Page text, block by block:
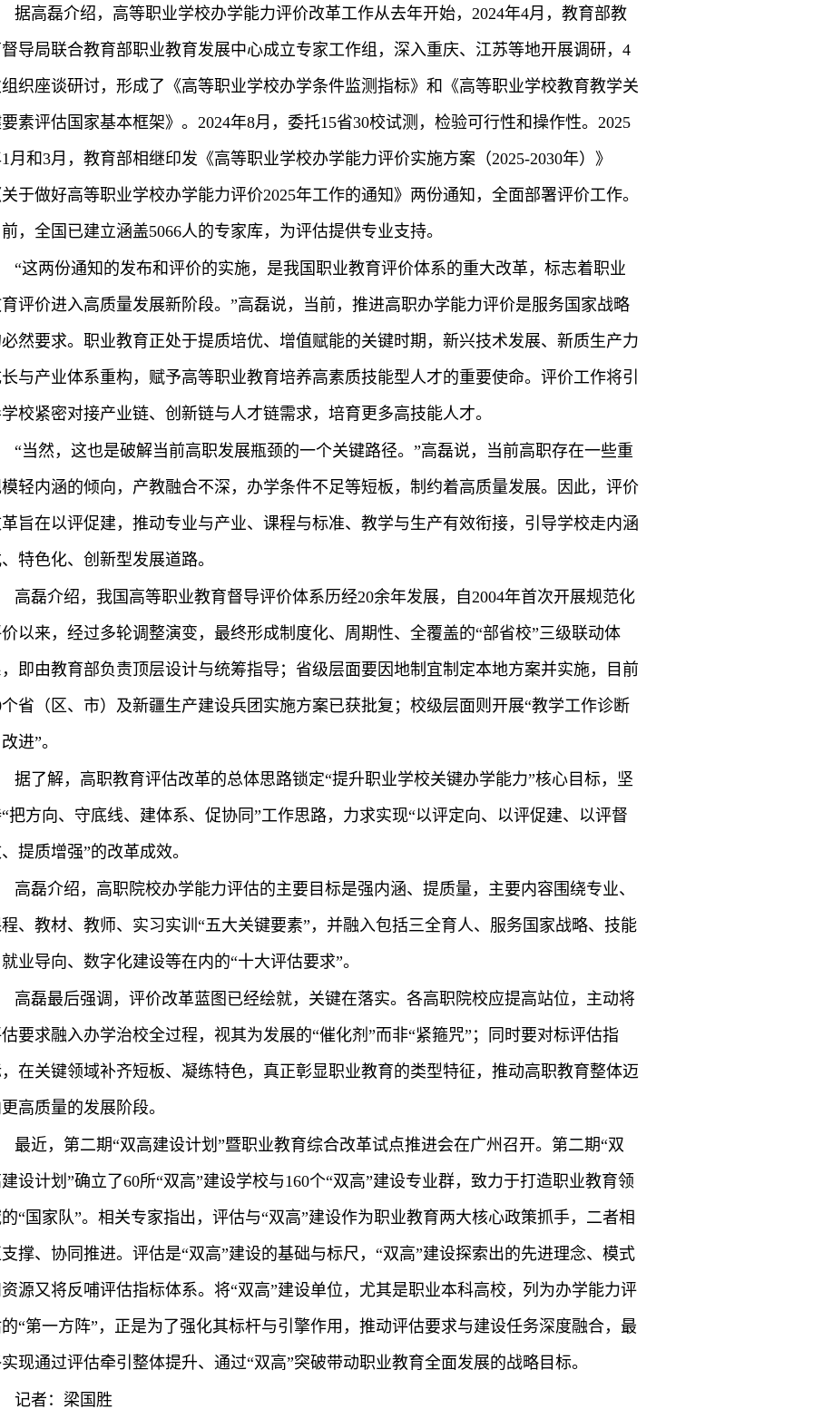
据高磊介绍，高等职业学校办学能力评价改革工作从去年开始，2024年4月，教育部教
导局联合教育部职业教育发展中心成立专家工作组，深入重庆、江苏等地开展调研，4
织座谈研讨，形成了《高等职业学校办学条件监测指标》和《高等职业学校教育教学关
素评估国家基本框架》。2024年8月，委托15省30校试测，检验可行性和操作性。2025
月和3月，教育部相继印发《高等职业学校办学能力评价实施方案（2025-2030年）》
于做好高等职业学校办学能力评价2025年工作的通知》两份通知，全面部署评价工作。
，全国已建立涵盖5066人的专家库，为评估提供专业支持。
“这两份通知的发布和评价的实施，是我国职业教育评价体系的重大改革，标志着职业
评价进入高质量发展新阶段。”高磊说，当前，推进高职办学能力评价是服务国家战略
然要求。职业教育正处于提质培优、增值赋能的关键时期，新兴技术发展、新质生产力
与产业体系重构，赋予高等职业教育培养高素质技能型人才的重要使命。评价工作将引
校紧密对接产业链、创新链与人才链需求，培育更多高技能人才。
“当然，这也是破解当前高职发展瓶颈的一个关键路径。”高磊说，当前高职存在一些重
轻内涵的倾向，产教融合不深，办学条件不足等短板，制约着高质量发展。因此，评价
旨在以评促建，推动专业与产业、课程与标准、教学与生产有效衔接，引导学校走内涵
特色化、创新型发展道路。
高磊介绍，我国高等职业教育督导评价体系历经20余年发展，自2004年首次开展规范化
以来，经过多轮调整演变，最终形成制度化、周期性、全覆盖的“部省校”三级联动体
即由教育部负责顶层设计与统筹指导；省级层面要因地制宜制定本地方案并实施，目前
个省（区、市）及新疆生产建设兵团实施方案已获批复；校级层面则开展“教学工作诊断
进”。
据了解，高职教育评估改革的总体思路锁定“提升职业学校关键办学能力”核心目标，坚
把方向、守底线、建体系、促协同”工作思路，力求实现“以评定向、以评促建、以评督
提质增强”的改革成效。
高磊介绍，高职院校办学能力评估的主要目标是强内涵、提质量，主要内容围绕专业、
、教材、教师、实习实训“五大关键要素”，并融入包括三全育人、服务国家战略、技能
业导向、数字化建设等在内的“十大评估要求”。
高磊最后强调，评价改革蓝图已经绘就，关键在落实。各高职院校应提高站位，主动将
要求融入办学治校全过程，视其为发展的“催化剂”而非“紧箍咒”；同时要对标评估指
在关键领域补齐短板、凝练特色，真正彰显职业教育的类型特征，推动高职教育整体迈
高质量的发展阶段。
最近，第二期“双高建设计划”暨职业教育综合改革试点推进会在广州召开。第二期“双
设计划”确立了60所“双高”建设学校与160个“双高”建设专业群，致力于打造职业教育领
“国家队”。相关专家指出，评估与“双高”建设作为职业教育两大核心政策抓手，二者相
撑、协同推进。评估是“双高”建设的基础与标尺，“双高”建设探索出的先进理念、模式
源又将反哺评估指标体系。将“双高”建设单位，尤其是职业本科高校，列为办学能力评
“第一方阵”，正是为了强化其标杆与引擎作用，推动评估要求与建设任务深度融合，最
现通过评估牵引整体提升、通过“双高”突破带动职业教育全面发展的战略目标。
记者：梁国胜